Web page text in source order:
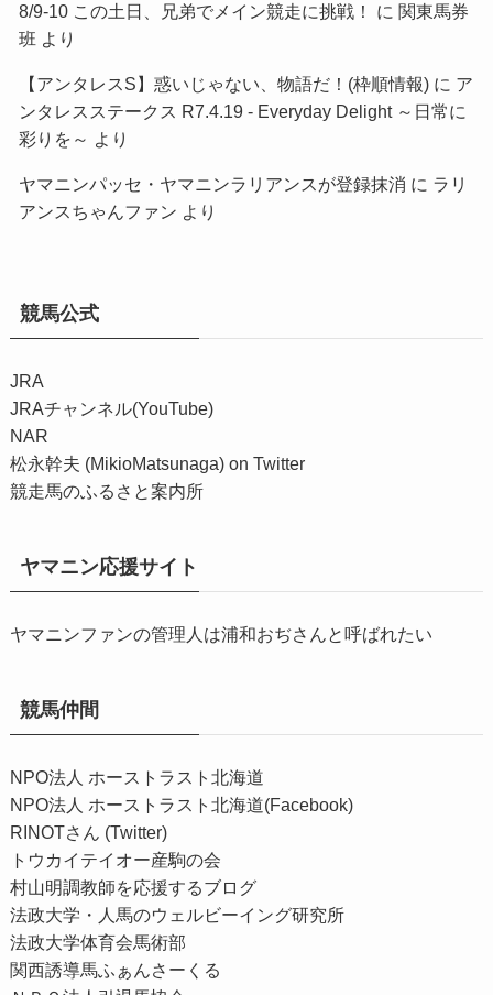
8/9-10 この土日、兄弟でメイン競走に挑戦！ に 関東馬券
班 より
【アンタレスS】惑いじゃない、物語だ！(枠順情報)に ア
ンタレスステークス R7.4.19 - Everyday Delight ～日常に
彩りを～ より
ヤマニンパッセ・ヤマニンラリアンスが登録抹消 に ラリ
アンスちゃんファン より
競馬公式
JRA
JRAチャンネル(YouTube)
NAR
松永幹夫 (MikioMatsunaga) on Twitter
競走馬のふるさと案内所
ヤマニン応援サイト
ヤマニンファンの管理人は浦和おぢさんと呼ばれたい
競馬仲間
NPO法人 ホーストラスト北海道
NPO法人 ホーストラスト北海道(Facebook)
RINOTさん (Twitter)
トウカイテイオー産駒の会
村山明調教師を応援するブログ
法政大学・人馬のウェルビーイング研究所
法政大学体育会馬術部
関西誘導馬ふぁんさーくる